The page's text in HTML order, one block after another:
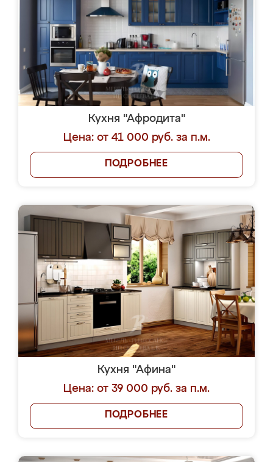
Кухня "Афродита"
Цена: от 41 000 руб. за п.м.
ПОДРОБНЕЕ
Кухня "Афина"
Цена: от 39 000 руб. за п.м.
ПОДРОБНЕЕ